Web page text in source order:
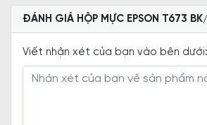
ĐÁNH GIÁ HỘP MỰC EPSON T673
Viết nhận xét của bạn vào bên dưới: